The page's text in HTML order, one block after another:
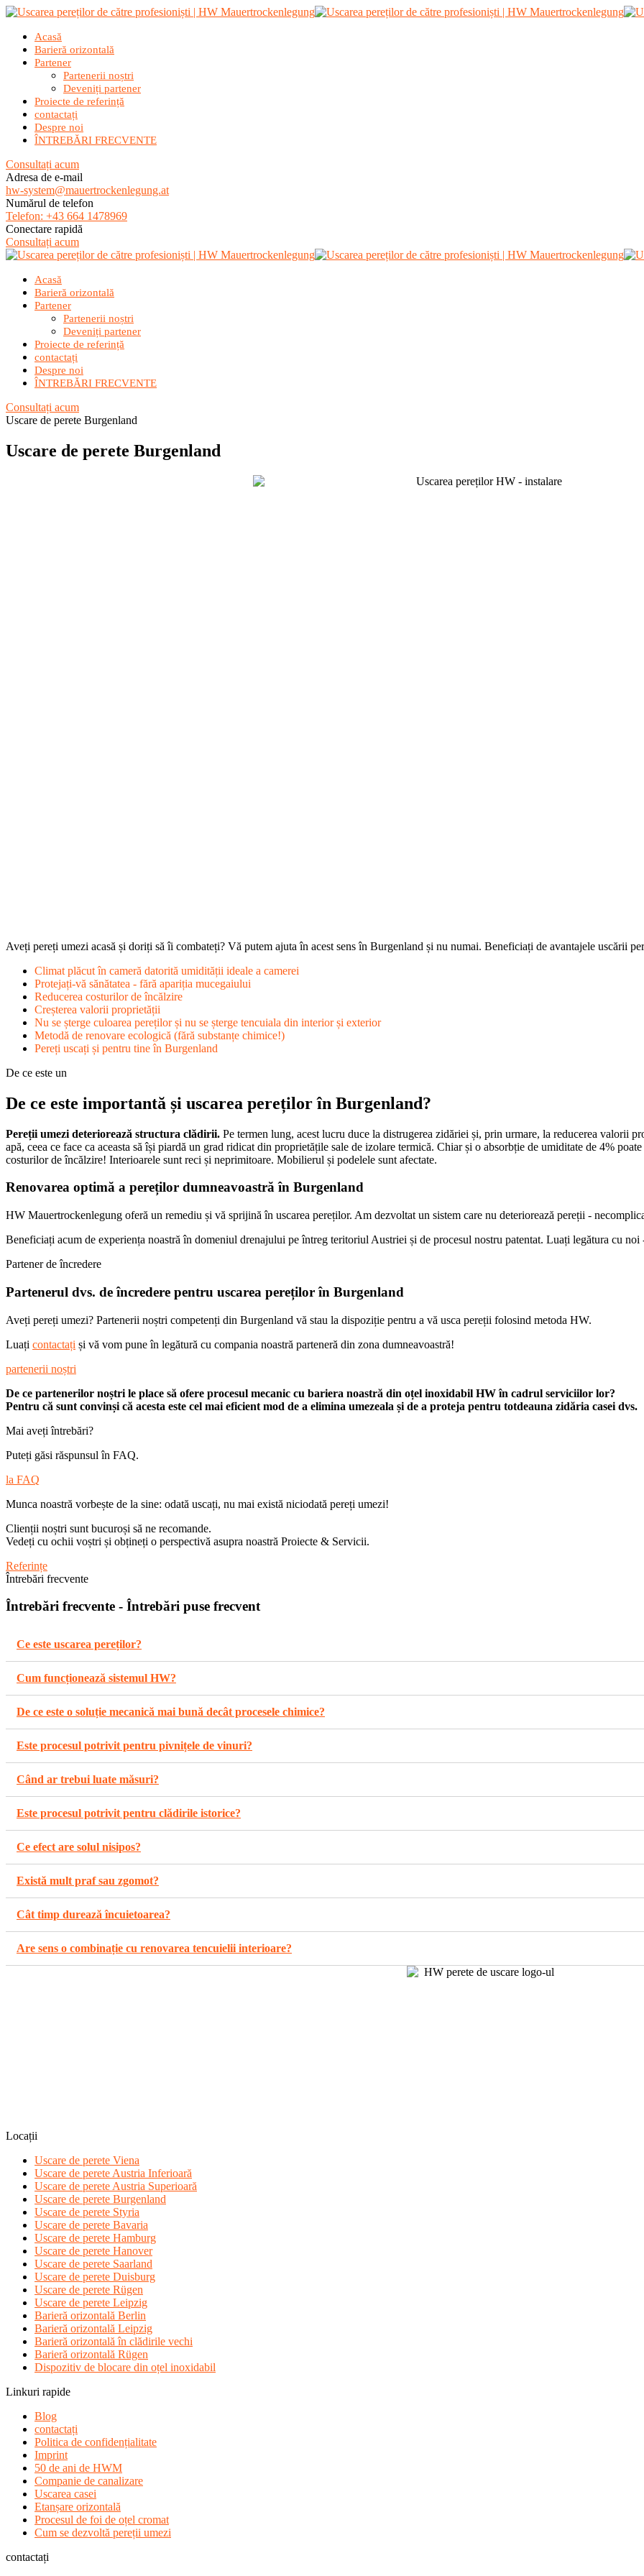
Acasă
Barieră orizontală
Partener
Partenerii noștri
Deveniți partener
Proiecte de referință
contactați
Despre noi
ÎNTREBĂRI FRECVENTE
Consultați acum
Adresa de e-mail
hw-system@mauertrockenlegung.at
Numărul de telefon
Telefon: +43 664 1478969
Conectare rapidă
Consultați acum
Acasă
Barieră orizontală
Partener
Partenerii noștri
Deveniți partener
Proiecte de referință
contactați
Despre noi
ÎNTREBĂRI FRECVENTE
Consultați acum
Uscare de perete Burgenland
Uscare de perete Burgenland
Aveți pereți umezi acasă și doriți să îi combateți? Vă putem ajuta în acest sens în Burgenland și nu numai. Beneficiați de avantajele uscării
Climat plăcut în cameră datorită umidității ideale a camerei
Protejați-vă sănătatea - fără apariția mucegaiului
Reducerea costurilor de încălzire
Creșterea valorii proprietății
Nu se șterge culoarea pereților și nu se șterge tencuiala din interior și exterior
Metodă de renovare ecologică (fără substanțe chimice!)
Pereți uscați și pentru tine în Burgenland
De ce este un
De ce este importantă și uscarea pereților în Burgenland?
Pereții umezi deteriorează structura clădirii. Pe termen lung, acest lucru duce la distrugerea zidăriei și, prin urmare, la reducerea valorii
apă, ceea ce face ca aceasta să își piardă un grad ridicat din proprietățile sale de izolare termică. Chiar și o absorbție de umiditate de 4%
costurilor de încălzire! Interioarele sunt reci și neprimitoare. Mobilierul și podelele sunt afectate.
Renovarea optimă a pereților dumneavoastră în Burgenland
HW Mauertrockenlegung oferă un remediu și vă sprijină în uscarea pereților. Am dezvoltat un sistem care nu deteriorează pereții -
Beneficiați acum de experiența noastră în domeniul drenajului pe întreg teritoriul Austriei și de procesul nostru patentat. Luați legătura cu noi
Partener de încredere
Partenerul dvs. de încredere pentru uscarea pereților în Burgenland
Aveți pereți umezi? Partenerii noștri competenți din Burgenland vă stau la dispoziție pentru a vă usca pereții folosind metoda HW.
Luați contactați și vă vom pune în legătură cu compania noastră parteneră din zona dumneavoastră!
partenerii noștri
De ce partenerilor noștri le place să ofere procesul mecanic cu bariera noastră din oțel inoxidabil HW în cadrul serviciilor lor?
Pentru că sunt convinși că acesta este cel mai eficient mod de a elimina umezeala și de a proteja pentru totdeauna zidăria casei dvs.
Mai aveți întrebări?
Puteți găsi răspunsul în FAQ.
la FAQ
Munca noastră vorbește de la sine: odată uscați, nu mai există niciodată pereți umezi!
Clienții noștri sunt bucuroși să ne recomande.
Vedeți cu ochii voștri și obțineți o perspectivă asupra noastră Proiecte & Servicii.
Referințe
Întrebări frecvente
Întrebări frecvente - Întrebări puse frecvent
Ce este uscarea pereților?
Cum funcționează sistemul HW?
De ce este o soluție mecanică mai bună decât procesele chimice?
Este procesul potrivit pentru pivnițele de vinuri?
Când ar trebui luate măsuri?
Este procesul potrivit pentru clădirile istorice?
Ce efect are solul nisipos?
Există mult praf sau zgomot?
Cât timp durează încuietoarea?
Are sens o combinație cu renovarea tencuielii interioare?
Locații
Uscare de perete Viena
Uscare de perete Austria Inferioară
Uscare de perete Austria Superioară
Uscare de perete Burgenland
Uscare de perete Styria
Uscare de perete Bavaria
Uscare de perete Hamburg
Uscare de perete Hanover
Uscare de perete Saarland
Uscare de perete Duisburg
Uscare de perete Rügen
Uscare de perete Leipzig
Barieră orizontală Berlin
Barieră orizontală Leipzig
Barieră orizontală în clădirile vechi
Barieră orizontală Rügen
Dispozitiv de blocare din oțel inoxidabil
Linkuri rapide
Blog
contactați
Politica de confidențialitate
Imprint
50 de ani de HWM
Companie de canalizare
Uscarea casei
Etanșare orizontală
Procesul de foi de oțel cromat
Cum se dezvoltă pereții umezi
contactați